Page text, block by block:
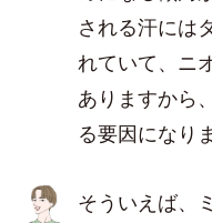
される汗には
れていて、ニ
ありますから
る要因になり
そういえば、